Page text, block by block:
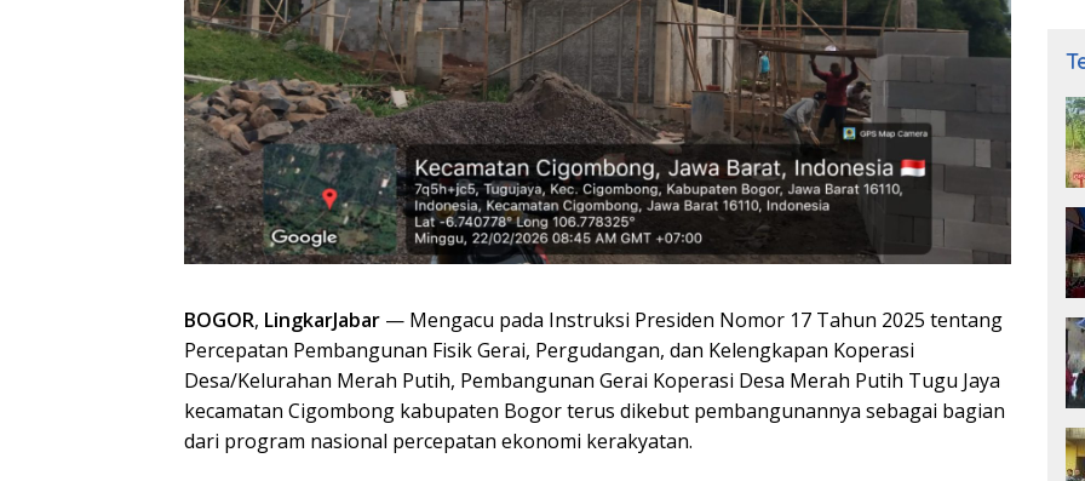
BOGOR, LingkarJabar — Mengacu pada Instruksi Presiden Nomor 17 Tahun 2025 tentang
Percepatan Pembangunan Fisik Gerai, Pergudangan, dan Kelengkapan Koperasi
Desa/Kelurahan Merah Putih, Pembangunan Gerai Koperasi Desa Merah Putih Tugu Jaya
kecamatan Cigombong kabupaten Bogor terus dikebut pembangunannya sebagai bagian
dari program nasional percepatan ekonomi kerakyatan.